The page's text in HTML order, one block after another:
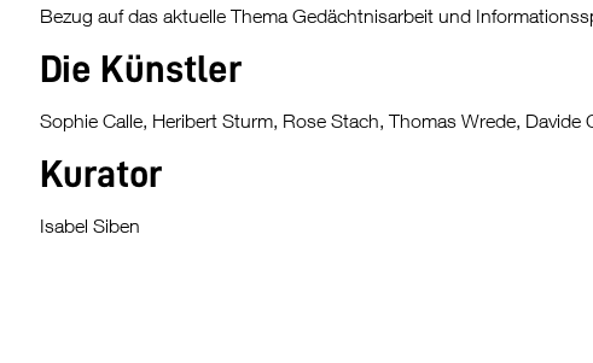
Bezug auf das aktuelle Thema Gedächtnisarbeit und
Die Künstler
Sophie Calle, Heribert Sturm, Rose Stach, Thomas Wrede, Davide
Kurator
Isabel Siben